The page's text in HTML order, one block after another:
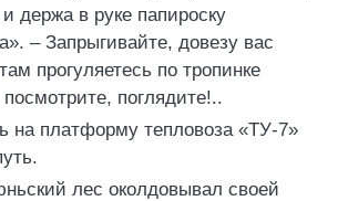
держа в руке папироску
– Запрыгивайте, довезу вас
прогуляетесь по тропинке
поглядите!..
на платформу тепловоза «ТУ-7»
лес околдовывал своей